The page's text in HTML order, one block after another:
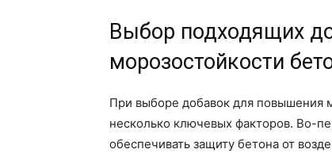
Выбор подходящих
морозостойкости
При выборе добавок для повышения
несколько ключевых факторов. Во-
обеспечивать защиту бетона от